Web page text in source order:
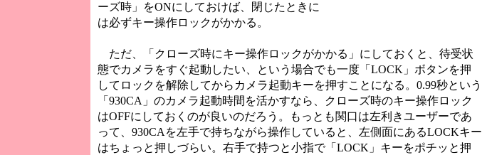
ーズ時」をONにしておけば、閉じたときに
は必ずキー操作ロックがかかる。
ただ、「クローズ時にキー操作ロックがかかる」にしておくと、待受状
態でカメラをすぐ起動したい、という場合でも一度「LOCK」ボタンを押
してロックを解除してからカメラ起動キーを押すことになる。0.99秒という
「930CA」のカメラ起動時間を活かすなら、クローズ時のキー操作ロック
はOFFにしておくのが良いのだろう。もっとも関口は左利きユーザーであ
って、930CAを左手で持ちながら操作していると、左側面にあるLOCKキー
はちょっと押しづらい。右手で持つと小指で「LOCK」キーをポチッと押